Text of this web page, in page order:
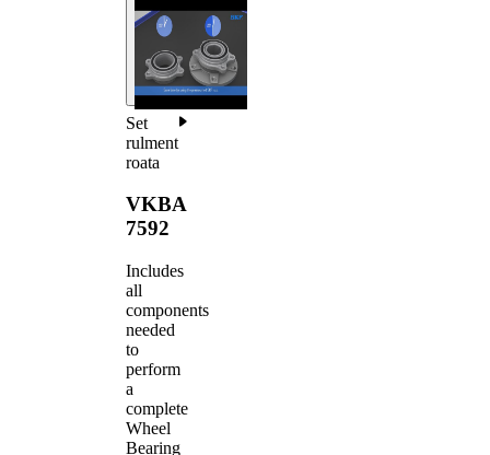
Set
rulment
roata
VKBA
7592
Includes
all
components
needed
to
perform
a
complete
Wheel
Bearing